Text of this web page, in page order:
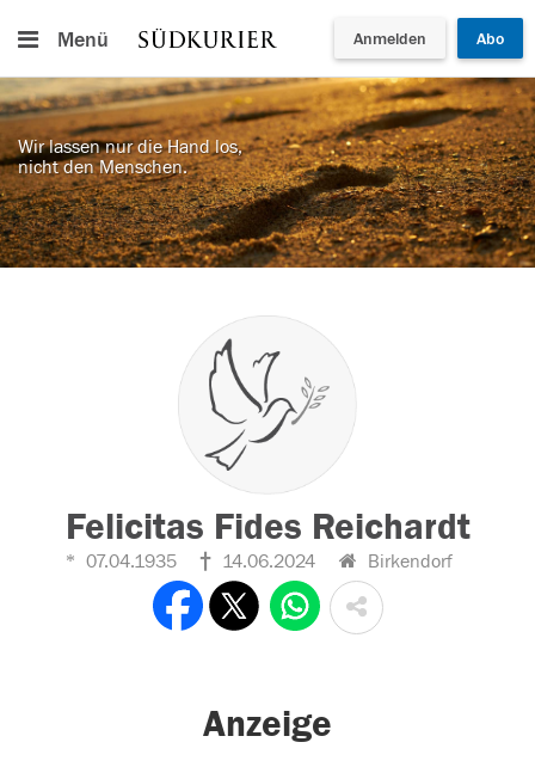
Menü Anmelden Abo
Wir lassen nur die Hand los,
nicht den Menschen.
Felicitas Fides Reichardt
07.04.1935 14.06.2024 Birkendorf
Anzeige